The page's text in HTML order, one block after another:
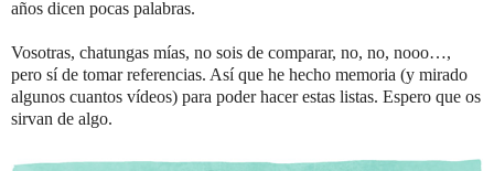
años dicen pocas palabras.
Vosotras, chatungas mías, no sois de comparar, no, no, nooo…,
pero sí de tomar referencias. Así que he hecho memoria (y mirado
algunos cuantos vídeos) para poder hacer estas listas. Espero que os
sirvan de algo.